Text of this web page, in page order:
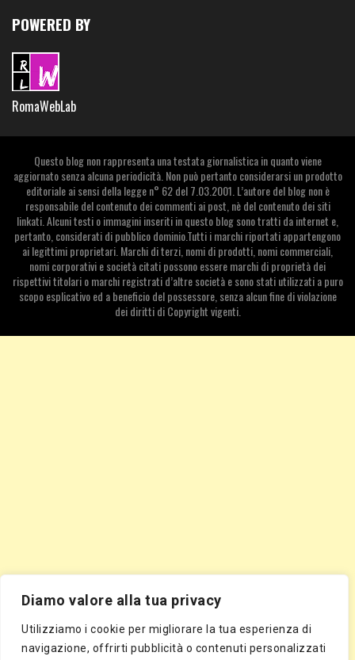
Diamo valore alla tua privacy
Utilizziamo i cookie per migliorare la tua esperienza di
navigazione, offrirti pubblicità o contenuti personalizzati
POWERED BY
RomaWebLab
Questo blog non rappresenta una testata giornalistica in quanto viene
aggiornato senza alcuna periodicità. Non può pertanto considerarsi un prodotto
editoriale ai sensi della legge n° 62 del 7.03.2001. L’autore del blog non è
responsabile del contenuto dei commenti ai post, nè del contenuto dei siti
linkati. Alcuni testi o immagini inseriti in questo blog sono tratti da internet e,
pertanto, considerati di pubblico dominio.Tutti i marchi riportati appartengono
ai legittimi proprietari. Marchi di terzi, nomi di prodotti, nomi commerciali,
nomi corporativi e società citati possono essere marchi di proprietà dei
rispettivi titolari o marchi registrati d’altre società e sono stati utilizzati a puro
scopo esplicativo ed a beneficio del possessore, senza alcun fine di violazione
dei diritti di Copyright vigenti.